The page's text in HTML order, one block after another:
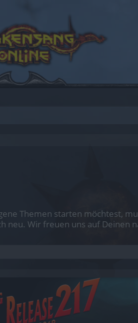
Themen starten möchtest,
neu. Wir freuen uns auf Deinen